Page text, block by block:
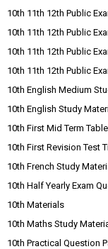
10th 11th 12th Public
10th 11th 12th Public
10th 11th 12th Public
10th 11th 12th Public
10th English Medium
10th English Study
10th First Mid Term
10th First Revision Test
10th French Study
10th Half Yearly Exam
10th Materials
10th Maths Study
10th Practical Question